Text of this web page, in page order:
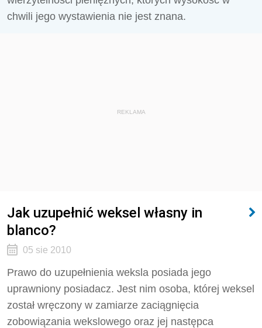
chwili jego wystawienia nie jest znana.
REKLAMA
Jak uzupełnić weksel własny in
blanco?
05 sie 2010
Prawo do uzupełnienia weksla posiada jego
uprawniony posiadacz. Jest nim osoba, której weksel
został wręczony w zamiarze zaciągnięcia
zobowiązania wekslowego oraz jej następca